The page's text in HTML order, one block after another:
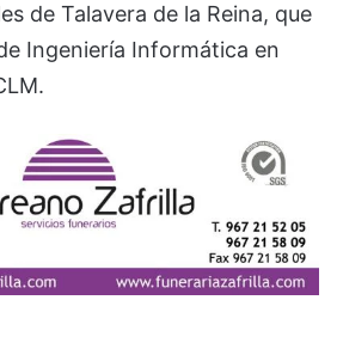
de Talavera de la Reina, que
Ingeniería Informática en